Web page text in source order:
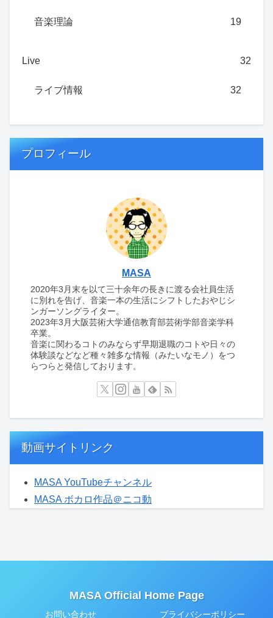
音楽理論 19
Live 32
ライブ情報 32
プロフィール
MASA
2020年3月末を以て三十余年の長きに渡る会社員生活
に別れを告げ、音楽一本の生活にシフトしたおやじシ
ンガーソングライター。
2023年3月大阪芸術大学通信教育部芸術学部音楽学科
卒業。
音楽に関わるコトのみならず早期退職のコトや日々の
体験談などなど種々雑多な情報（みたいなモノ）をつ
らつらと発信しております。
動画サイトリンク
MASA YouTubeチャンネル
MASA ボカロ作品＠ニコ動
MASA Official Home Page
お問い合わせ プライバシーポリシー